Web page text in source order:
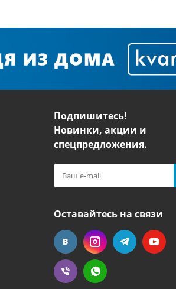
Подпишитесь!
Новинки, акции и
спецпредложения.
Оставайтесь на связи